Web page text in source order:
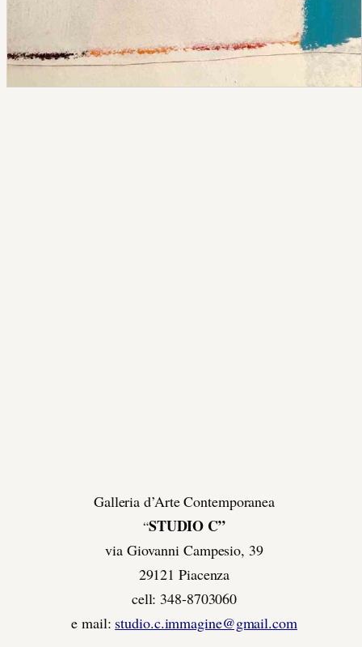
Galleria d’Arte Contemporanea
“STUDIO C”
via Giovanni Campesio, 39
29121 Piacenza
cell: 348-8703060
e mail: studio.c.immagine@gmail.com